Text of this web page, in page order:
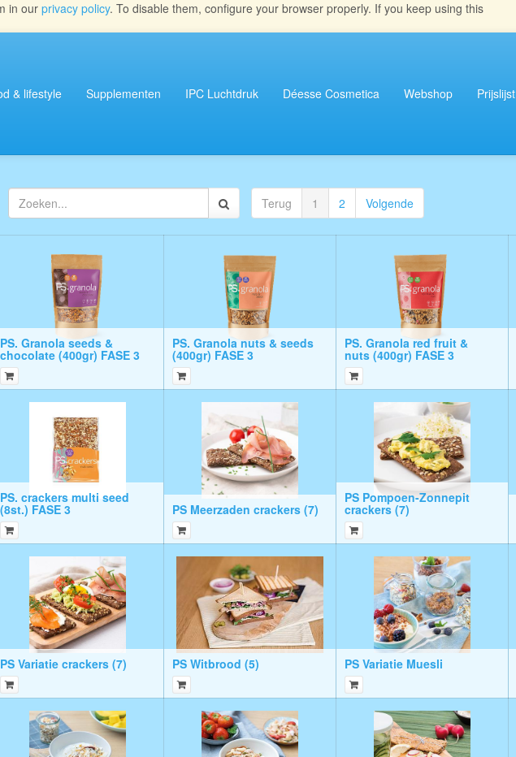
in our privacy policy. To disable them, configure your browser properly. If you keep using this
& lifestyle Supplementen IPC Luchtdruk Déesse Cosmetica Webshop Prijslijst
Terug 1 2 Volgende
PS. Granola seeds &
chocolate (400gr) FASE 3
PS. Granola nuts & seeds
(400gr) FASE 3
PS. Granola red fruit &
nuts (400gr) FASE 3
PS. crackers multi seed
(8st.) FASE 3 PS Meerzaden crackers (7)
PS Pompoen-Zonnepit
crackers (7)
PS Variatie crackers (7) PS Witbrood (5) PS Variatie Muesli